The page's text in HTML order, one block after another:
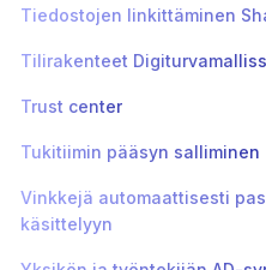
Tiedostojen linkittäminen
Tilirakenteet
Trust center
Tukitiimin pääsyn salliminen
Vinkkejä automaattisesti
käsittelyyn